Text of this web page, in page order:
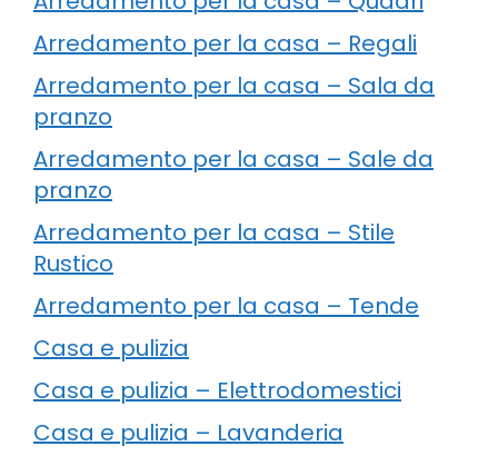
Arredamento per la casa – Regali
Arredamento per la casa – Sala da
pranzo
Arredamento per la casa – Sale da
pranzo
Arredamento per la casa – Stile
Rustico
Arredamento per la casa – Tende
Casa e pulizia
Casa e pulizia – Elettrodomestici
Casa e pulizia – Lavanderia